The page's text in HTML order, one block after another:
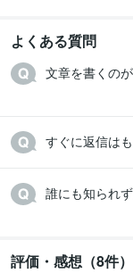
よくある質問
文章を書くの
誰にも知られ
評価・感想（8件